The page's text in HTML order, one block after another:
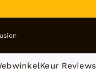
Reviews